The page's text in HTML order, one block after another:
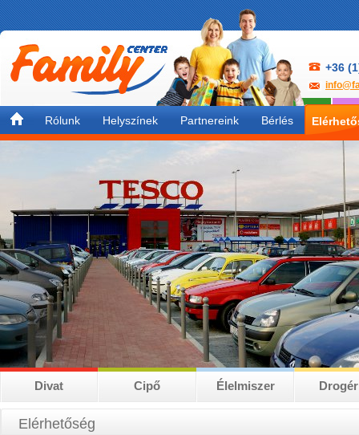
+36
Rólunk Helyszínek Partnereink Bérlés
Divat Cipő Élelmiszer
Elérhetőség